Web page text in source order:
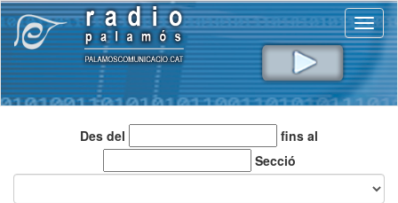
Des del
fins al
Secció